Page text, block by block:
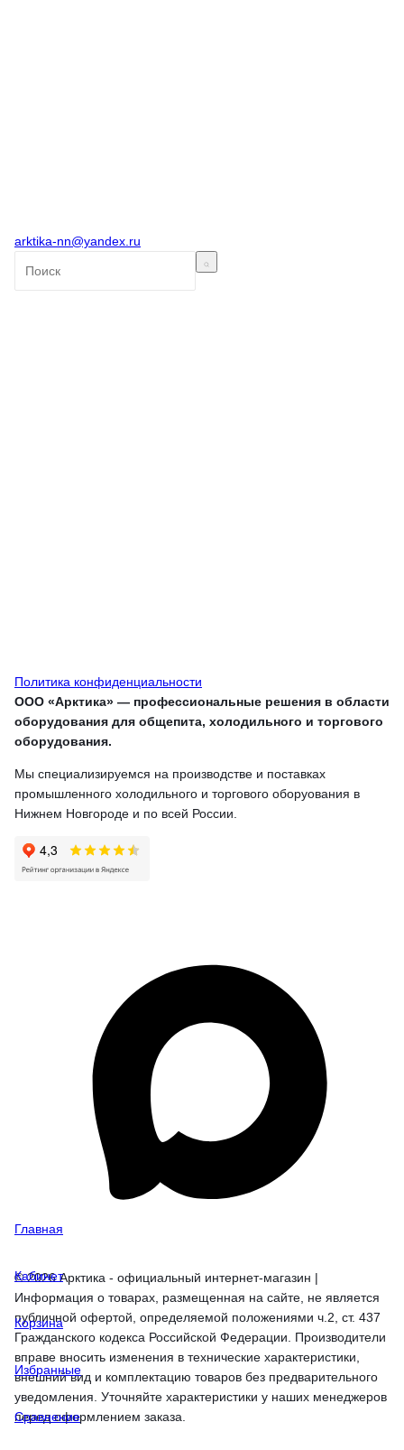
arktika-nn@yandex.ru
Политика конфиденциальности
ООО «Арктика» — профессиональные решения в области
оборудования для общепита, холодильного и торгового
оборудования.
Мы специализируемся на производстве и поставках
промышленного холодильного и торгового оборуования в
Нижнем Новгороде и по всей России.
© 2026 Арктика - официальный интернет-магазин |
Информация о товарах, размещенная на сайте, не является
публичной офертой, определяемой положениями ч.2, ст. 437
Гражданского кодекса Российской Федерации. Производители
вправе вносить изменения в технические характеристики,
внешний вид и комплектацию товаров без предварительного
уведомления. Уточняйте характеристики у наших менеджеров
перед оформлением заказа.
Главная
Кабинет
Корзина
Избранные
Сравнение